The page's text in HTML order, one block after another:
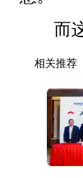
而这
相关推荐